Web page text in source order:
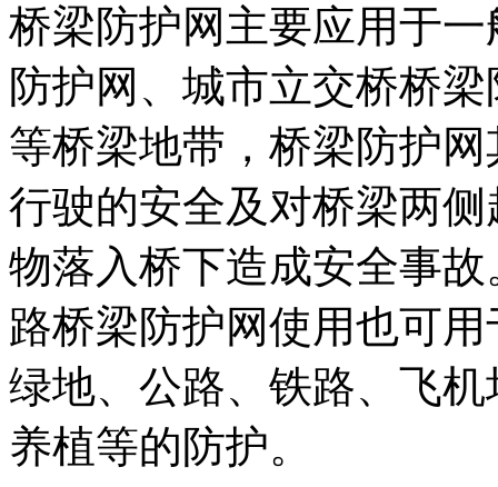
桥梁防护网主要应用于
防护网、城市立交桥桥
等桥梁地带，桥梁防护
行驶的安全及对桥梁两
物落入桥下造成安全事
路桥梁防护网使用也可
绿地、公路、铁路、飞
养植等的防护。